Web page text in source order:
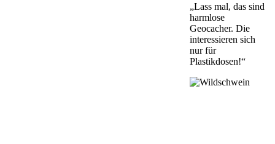
„Lass mal, das sind
harmlose
Geocacher. Die
interessieren sich
nur für
Plastikdosen!“